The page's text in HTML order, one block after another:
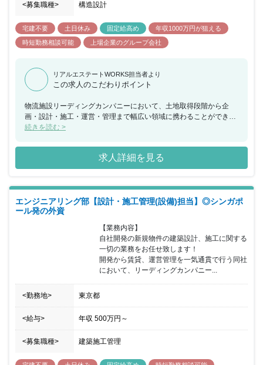
<募集職種> 構造設計
宅建不要 土日休み 固定給高め
年収1000万円が狙える
時短勤務相談可能
上場企業のグループ会社
リアルエステートWORKS担当者より
この求人のこだわりポイント
物流施設リーディングカンパニーにおいて、土地取得段階から企
画・設計・施工・運営・管理まで幅広い領域に携わることができる
仕事です。若手からベテランまで様々な方が在籍しております。残
続きを読む >
求人詳細を見る
エンジニアリング部【設計・施工管理(設備)担当】◎シンガポ
ール発の外資
【業務内容】
自社開発の新規物件の建築設計、施工に関する
一切の業務をお任せ致します！
開発から賃貸、運営管理を一気通貫で行う同社
において、リーディングカンパニー...
<勤務地> 東京都
<給与> 年収 500万円 ～
<募集職種> 建築施工管理